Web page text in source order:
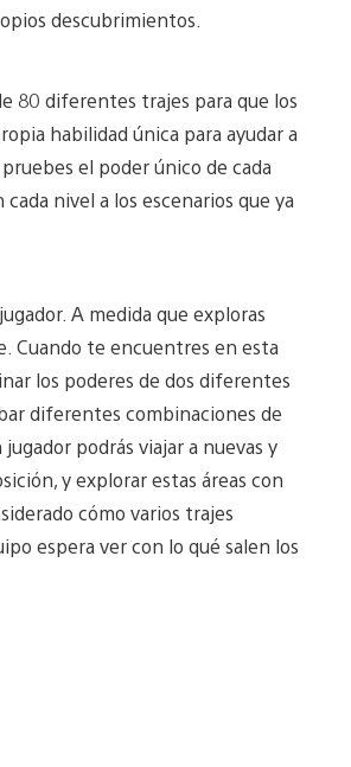
descubrimientos.
80 diferentes trajes para que los
habilidad única para ayudar a
el poder único de cada
nivel a los escenarios que ya
A medida que exploras
Cuando te encuentres en esta
los poderes de dos diferentes
diferentes combinaciones de
podrás viajar a nuevas y
y explorar estas áreas con
cómo varios trajes
espera ver con lo qué salen los